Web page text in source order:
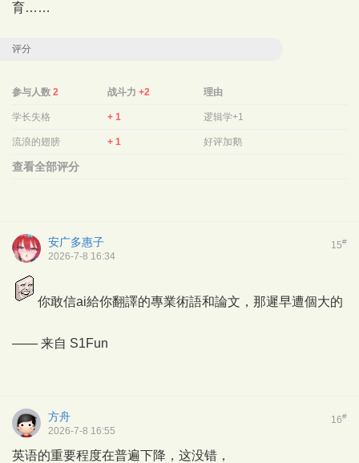
育……
评分
参与人数 2 战斗力+2 理由
学长失格 + 1 逻辑学+1
流浪的翅膀 + 1 好评加鹅
查看全部评分
15#
安广多惠子
2026-7-8 16:34
你敢信ai給你翻譯的專業術語和論文，那遲早遭個大的
—— 来自 S1Fun
16#
方舟
2026-7-8 16:55
英语的重要程度在普遍下降，这没错，